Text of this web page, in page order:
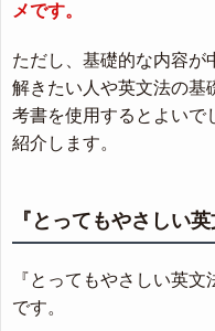
メです。
ただし、基礎的な内容が
解きたい人や英文法の基
考書を使用するとよいで
紹介します。
『とってもやさしい
『とってもやさしい英
です。